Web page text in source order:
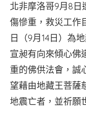
北非摩洛哥9月8日
傷慘重，救災工作
日（9月14日）為
宣昶有向來傾心佛
重的佛供法會，誠
望藉由地藏王菩薩
地震亡者，並祈願